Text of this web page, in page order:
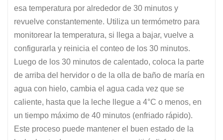
esa temperatura por alrededor de 30 minutos y
revuelve constantemente. Utiliza un termómetro para
monitorear la temperatura, si llega a bajar, vuelve a
configurarla y reinicia el conteo de los 30 minutos.
Luego de los 30 minutos de calentado, coloca la parte
de arriba del hervidor o de la olla de baño de maría en
agua con hielo, cambia el agua cada vez que se
caliente, hasta que la leche llegue a 4°C o menos, en
un tiempo máximo de 40 minutos (enfriado rápido).
Este proceso puede mantener el buen estado de la